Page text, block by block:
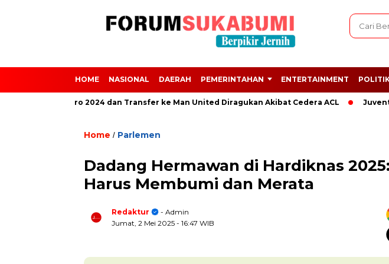
HOME NASIONAL DAERAH PEMERINTAHAN ENTERTAINMENT
dari Euro 2024 dan Transfer ke Man United Diragukan Akibat Cedera ACL Juventus
Home / Parlemen
Dadang Hermawan di Hardiknas
Harus Membumi dan Merata
Redaktur
- Admin
Jumat, 2 Mei 2025 - 16:47 WIB